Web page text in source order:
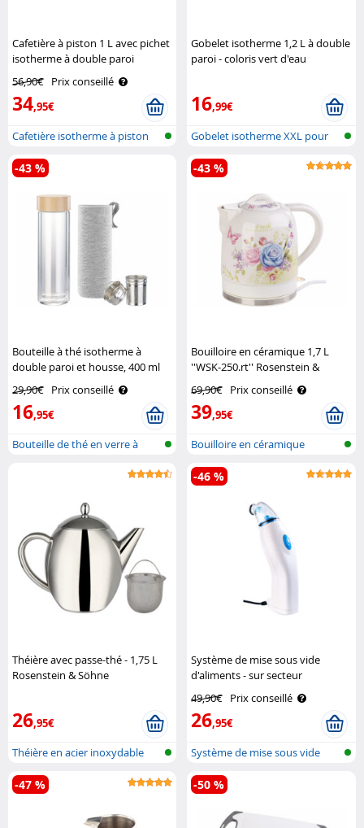
Cafetière à piston 1 L avec pichet
isotherme à double paroi
Rosenstein & Söhne
56,90€ Prix conseillé
34,95€
Cafetière isotherme à piston
isolat..
Gobelet isotherme 1,2 L à double
paroi - coloris vert d'eau
16,99€
Gobelet isotherme XXL pour
porte-go..
Bouteille à thé isotherme à
double paroi et housse, 400 ml
29,90€ Prix conseillé
16,95€
-43 %
Bouteille de thé en verre à
Bouilloire en céramique 1,7 L
''WSK-250.rt'' Rosenstein &
69,90€ Prix conseillé
39,95€
-43 %
Bouilloire en céramique
Théière avec passe-thé - 1,75 L
Rosenstein & Söhne
26,95€
Théière en acier inoxydable
Système de mise sous vide
d'aliments - sur secteur
Rosenstein & Söhne
49,90€ Prix conseillé
26,95€
-46 %
Système de mise sous vide
-47 % -50 %